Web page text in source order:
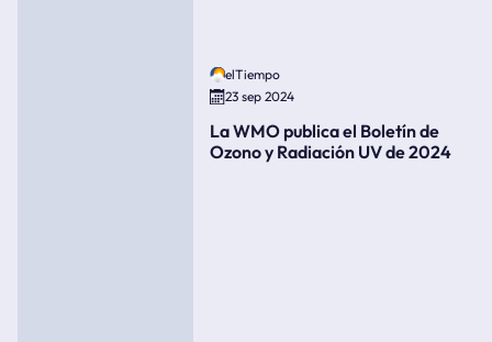
elTiempo
23 sep 2024
La WMO publica el Boletín de
Ozono y Radiación UV de 2024